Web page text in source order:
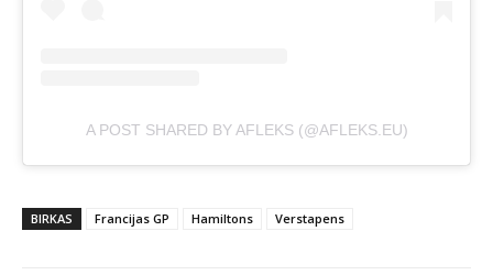
A POST SHARED BY AFLEKS (@AFLEKS.EU)
BIRKAS Francijas GP Hamiltons Verstapens